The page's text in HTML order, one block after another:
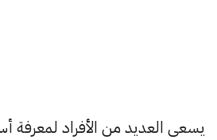
يسعى العديد من الأفراد لمعرفة